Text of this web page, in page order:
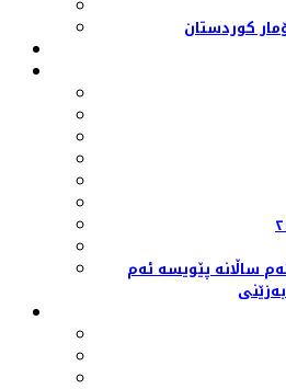
کوردستان
ساڵانە پێویسە ئەم